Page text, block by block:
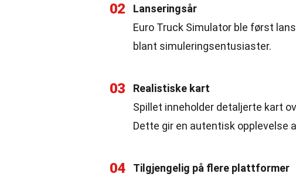
02
Lanseringsår
Euro Truck Simulator ble først
blant simuleringsentusiaster.
03
Realistiske kart
Spillet inneholder detaljerte kart
Dette gir en autentisk opplevelse
04
Tilgjengelig på flere plattformer